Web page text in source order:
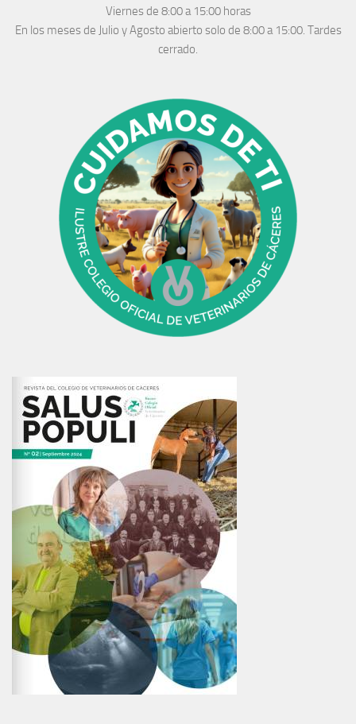
Viernes de 8:00 a 15:00 horas
En los meses de Julio y Agosto abierto solo de 8:00 a 15:00. Tardes
cerrado.